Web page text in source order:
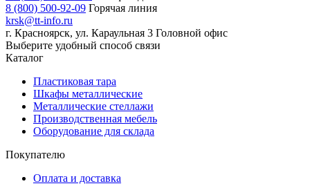
8 (800) 500-92-09 Горячая линия
krsk@tt-info.ru
г. Красноярск, ул. Караульная 3 Головной офис
Выберите удобный способ связи
Каталог
Пластиковая тара
Шкафы металлические
Металлические стеллажи
Производственная мебель
Оборудование для склада
Покупателю
Оплата и доставка